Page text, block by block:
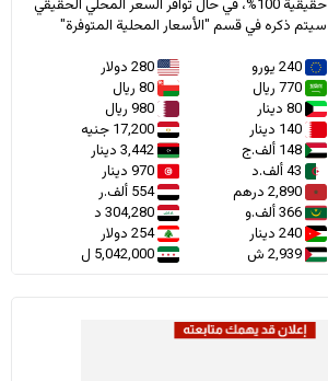
حقيقية 100%، في حال توافر السعر المحلي الحقيقي
سيتم ذكره في قسم "الأسعار المحلية المتوفرة"
240 يورو
280 دولار
770 ريال
80 ريال
80 دينار
980 ريال
140 دينار
17,200 جنيه
148 ألف.ج
3,442 دينار
43 ألف.د
970 دينار
2,890 درهم
554 ألف.ر
366 ألف.و
304,280 د
240 دينار
254 دولار
2,939 ش
5,042,000 ل